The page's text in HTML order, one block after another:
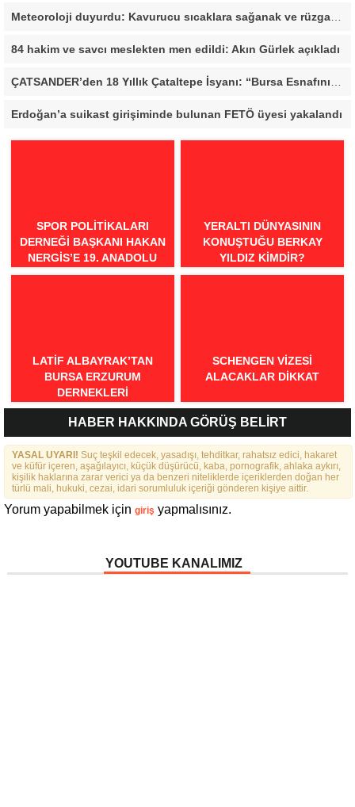
Meteoroloji duyurdu: Kavurucu sıcaklara sağanak ve rüzgar arası
84 hakim ve savcı meslekten men edildi: Akın Gürlek açıkladı
Erdoğan’a suikast girişiminde bulunan FETÖ üyesi yakalandı
SPOR POLITIKALARI
DERNEĞI BAŞKANI HAKAN
NERGIS’E 19. ANADOLU
SPOR ÖDÜLLERI’NDE
YERALTI DÜNYASININ
KONUŞTUĞU BERKAY
YILDIZ KIMDIR?
LATIF ALBAYRAK’TAN
BURSA ERZURUM
DERNEKLERI
FEDERASYONU İÇIN 25
MADDELIK BÜYÜK VIZYON:
“DAHA GÜÇLÜ, DAHA ETKIN,
DAHA KAPSAYICI BIR
FEDERASYON İÇIN YOLA
ÇIKTIK”
SCHENGEN VİZESİ
ALACAKLAR DİKKAT
HABER HAKKINDA GÖRÜŞ BELİRT
YASAL UYARI! Suç teşkil edecek, yasadışı, tehditkar, rahatsız edici, hakaret
ve küfür içeren, aşağılayıcı, küçük düşürücü, kaba, pornografik, ahlaka aykırı,
kişilik haklarına zarar verici ya da benzeri niteliklerde içeriklerden doğan her
türlü mali, hukuki, cezai, idari sorumluluk içeriği gönderen kişiye aittir.
Yorum yapabilmek için giriş yapmalısınız.
YOUTUBE KANALIMIZ